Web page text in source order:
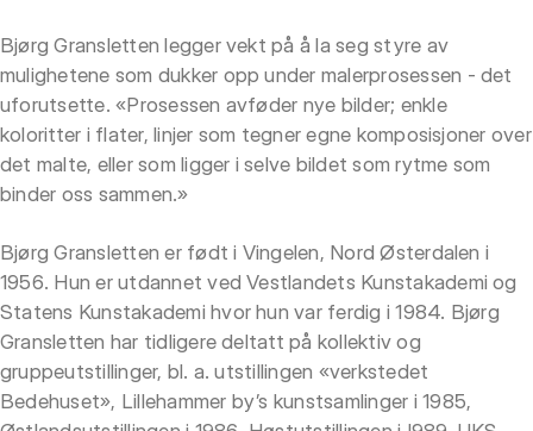
Bjørg Gransletten legger vekt på å la seg styre av
mulighetene som dukker opp under malerprosessen - det
uforutsette. «Prosessen avføder nye bilder; enkle
koloritter i flater, linjer som tegner egne komposisjoner over
det malte, eller som ligger i selve bildet som rytme som
binder oss sammen.»
Bjørg Gransletten er født i Vingelen, Nord Østerdalen i
1956. Hun er utdannet ved Vestlandets Kunstakademi og
Statens Kunstakademi hvor hun var ferdig i 1984. Bjørg
Gransletten har tidligere deltatt på kollektiv og
gruppeutstillinger, bl. a. utstillingen «verkstedet
Bedehuset», Lillehammer by’s kunstsamlinger i 1985,